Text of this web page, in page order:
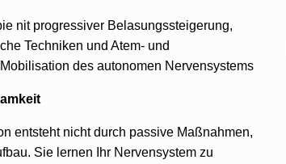
nit progressiver Belasungssteigerung,
Techniken und Atem- und
des autonomen Nervensystems
entsteht nicht durch passive Maßnahmen,
Sie lernen Ihr Nervensystem zu